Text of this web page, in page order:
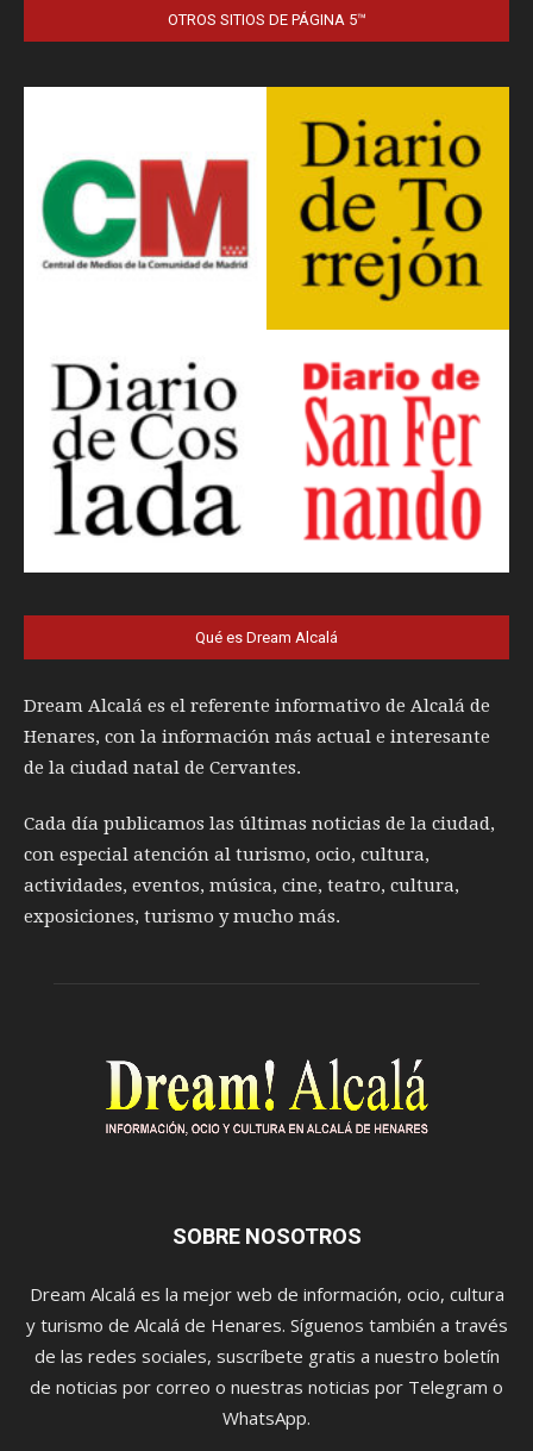
OTROS SITIOS DE PÁGINA 5™
Qué es Dream Alcalá
Dream Alcalá es el referente informativo de Alcalá de
Henares, con la información más actual e interesante
de la ciudad natal de Cervantes.
Cada día publicamos las últimas noticias de la ciudad,
con especial atención al turismo, ocio, cultura,
actividades, eventos, música, cine, teatro, cultura,
exposiciones, turismo y mucho más.
SOBRE NOSOTROS
Dream Alcalá es la mejor web de información, ocio, cultura
y turismo de Alcalá de Henares. Síguenos también a través
de las redes sociales, suscríbete gratis a nuestro boletín
de noticias por correo o nuestras noticias por Telegram o
WhatsApp.